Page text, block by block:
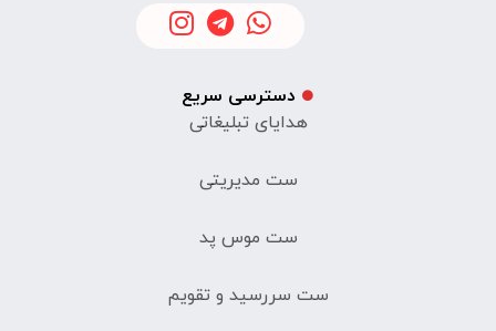
دسترسی سریع
هدایای تبلیغاتی
ست مدیریتی
ست موس پد
ست سررسید و تقویم